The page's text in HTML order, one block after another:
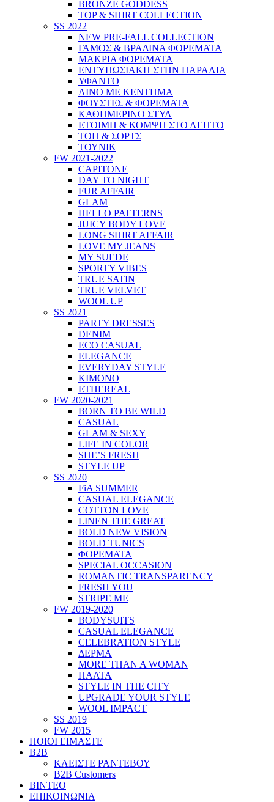
BRONZE GODDESS
TOP & SHIRT COLLECTION
SS 2022
NEW PRE-FALL COLLECTION
ΓΑΜΟΣ & ΒΡΑΔΙΝΑ ΦΟΡΕΜΑΤΑ
ΜΑΚΡΙΑ ΦΟΡΕΜΑΤΑ
ΕΝΤΥΠΩΣΙΑΚΗ ΣΤΗΝ ΠΑΡΑΛΙΑ
ΥΦΑΝΤΟ
ΛΙΝΟ ΜΕ ΚΕΝΤΗΜΑ
ΦΟΥΣΤΕΣ & ΦΟΡΕΜΑΤΑ
ΚΑΘΗΜΕΡΙΝΟ ΣΤΥΛ
ΕΤΟΙΜΗ & ΚΟΜΨΗ ΣΤΟ ΛΕΠΤΟ
ΤΟΠ & ΣΟΡΤΣ
ΤΟΥΝΙΚ
FW 2021-2022
CAPITONE
DAY TO NIGHT
FUR AFFAIR
GLAM
HELLO PATTERNS
JUICY BODY LOVE
LONG SHIRT AFFAIR
LOVE MY JEANS
MY SUEDE
SPORTY VIBES
TRUE SATIN
TRUE VELVET
WOOL UP
SS 2021
PARTY DRESSES
DENIM
ECO CASUAL
ELEGANCE
EVERYDAY STYLE
KIMONO
ETHEREAL
FW 2020-2021
BORN TO BE WILD
CASUAL
GLAM & SEXY
LIFE IN COLOR
SHE’S FRESH
STYLE UP
SS 2020
FiA SUMMER
CASUAL ELEGANCE
COTTON LOVE
LINEN THE GREAT
BOLD NEW VISION
BOLD TUNICS
ΦΟΡΕΜΑΤΑ
SPECIAL OCCASION
ROMANTIC TRANSPARENCY
FRESH YOU
STRIPE ME
FW 2019-2020
BODYSUITS
CASUAL ELEGANCE
CELEBRATION STYLE
ΔΕΡΜΑ
MORE THAN A WOMAN
ΠΑΛΤΑ
STYLE IN THE CITY
UPGRADE YOUR STYLE
WOOL IMPACT
SS 2019
FW 2015
ΠΟΙΟΙ ΕΙΜΑΣΤΕ
B2B
ΚΛΕΙΣΤΕ ΡΑΝΤΕΒΟΥ
B2B Customers
ΒΙΝΤΕΟ
ΕΠΙΚΟΙΝΩΝΙΑ